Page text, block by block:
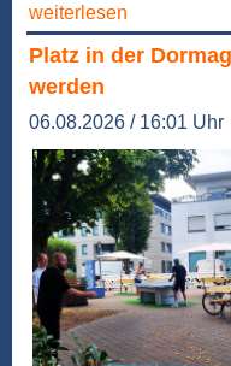
weiterlesen
Platz in der
werden
06.08.2026 / 16:01 Uhr